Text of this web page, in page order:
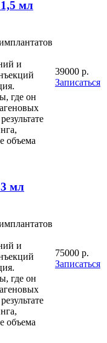
мл
и
где он
объема
39000 р.
Записаться
3 мл
и
где он
объема
75000 р.
Записаться